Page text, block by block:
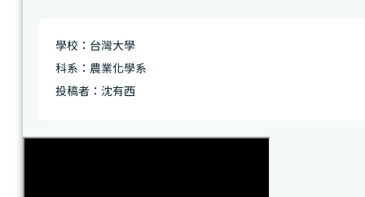
學校：台灣大學
科系：農業化學系
投稿者：沈有西